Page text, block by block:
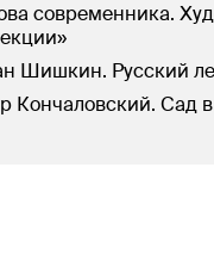
современника.
Шишкин. Русский
Кончаловский. Сад в